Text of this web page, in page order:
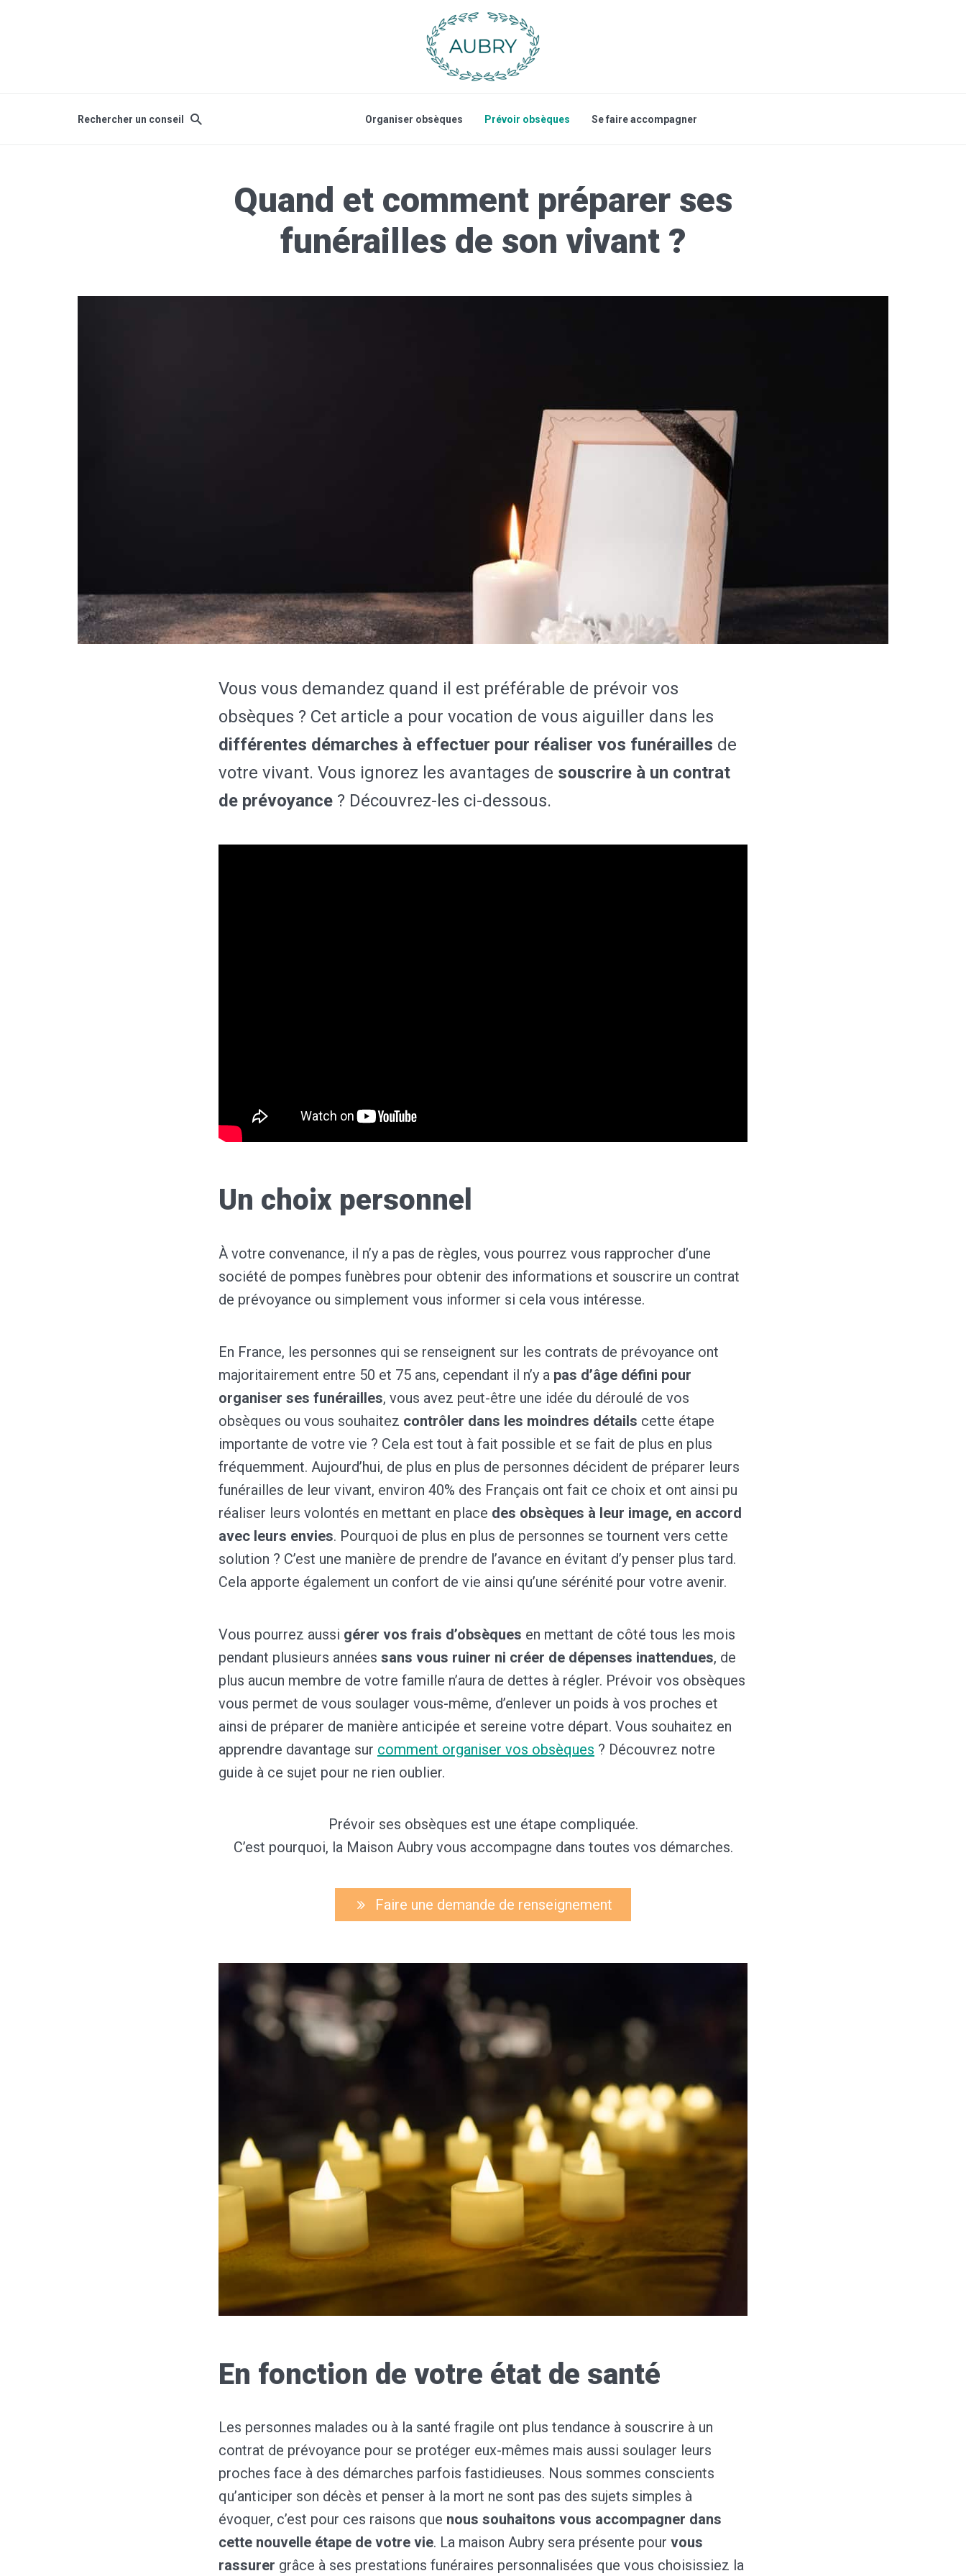
Rechercher un conseil Organiser obsèques Prévoir obsèques Se faire accompagner
Quand et comment préparer ses
funérailles de son vivant ?
Vous vous demandez quand il est préférable de prévoir vos
obsèques ? Cet article a pour vocation de vous aiguiller dans les
différentes démarches à effectuer pour réaliser vos funérailles de
votre vivant. Vous ignorez les avantages de souscrire à un contrat
de prévoyance ? Découvrez-les ci-dessous.
Un choix personnel
À votre convenance, il n’y a pas de règles, vous pourrez vous rapprocher d’une
société de pompes funèbres pour obtenir des informations et souscrire un contrat
de prévoyance ou simplement vous informer si cela vous intéresse.
En France, les personnes qui se renseignent sur les contrats de prévoyance ont
majoritairement entre 50 et 75 ans, cependant il n’y a pas d’âge défini pour
organiser ses funérailles, vous avez peut-être une idée du déroulé de vos
obsèques ou vous souhaitez contrôler dans les moindres détails cette étape
importante de votre vie ? Cela est tout à fait possible et se fait de plus en plus
fréquemment. Aujourd’hui, de plus en plus de personnes décident de préparer leurs
funérailles de leur vivant, environ 40% des Français ont fait ce choix et ont ainsi pu
réaliser leurs volontés en mettant en place des obsèques à leur image, en accord
avec leurs envies. Pourquoi de plus en plus de personnes se tournent vers cette
solution ? C’est une manière de prendre de l’avance en évitant d’y penser plus tard.
Cela apporte également un confort de vie ainsi qu’une sérénité pour votre avenir.
Vous pourrez aussi gérer vos frais d’obsèques en mettant de côté tous les mois
pendant plusieurs années sans vous ruiner ni créer de dépenses inattendues, de
plus aucun membre de votre famille n’aura de dettes à régler. Prévoir vos obsèques
vous permet de vous soulager vous-même, d’enlever un poids à vos proches et
ainsi de préparer de manière anticipée et sereine votre départ. Vous souhaitez en
apprendre davantage sur comment organiser vos obsèques ? Découvrez notre
guide à ce sujet pour ne rien oublier.
Prévoir ses obsèques est une étape compliquée.
C’est pourquoi, la Maison Aubry vous accompagne dans toutes vos démarches.
Faire une demande de renseignement
En fonction de votre état de santé
Les personnes malades ou à la santé fragile ont plus tendance à souscrire à un
contrat de prévoyance pour se protéger eux-mêmes mais aussi soulager leurs
proches face à des démarches parfois fastidieuses. Nous sommes conscients
qu’anticiper son décès et penser à la mort ne sont pas des sujets simples à
évoquer, c’est pour ces raisons que nous souhaitons vous accompagner dans
cette nouvelle étape de votre vie. La maison Aubry sera présente pour vous
rassurer grâce à ses prestations funéraires personnalisées que vous choisissiez la